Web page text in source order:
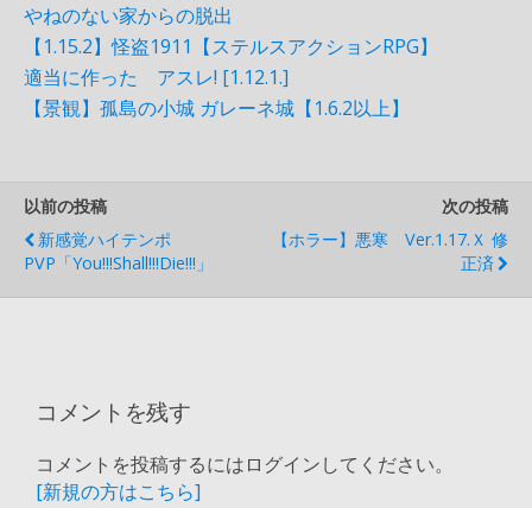
やねのない家からの脱出
【1.15.2】怪盗1911【ステルスアクションRPG】
適当に作った アスレ! [1.12.1.]
【景観】孤島の小城 ガレーネ城【1.6.2以上】
以前の投稿
新感覚ハイテンポ
PVP「You!!!Shall!!!Die!!!」
次の投稿
【ホラー】悪寒 Ver.1.17.ｘ 修
正済
コメントを残す
コメントを投稿するにはログインしてください。
[新規の方はこちら]